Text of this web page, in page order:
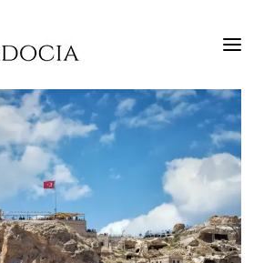
Tours Hakkında
Tur Paketleri
Balloon Tours
Hakkında
Blogun
Hakkında